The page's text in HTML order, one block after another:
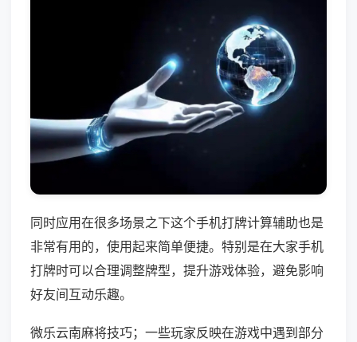
同时应用在很多场景之下这个手机打牌计算辅助也是
非常有用的，使用起来简单便捷。特别是在大家手机
打牌时可以合理调整牌型，提升游戏体验，避免影响
好友间互动乐趣。
微乐云南麻将技巧；一些玩家反映在游戏中遇到部分